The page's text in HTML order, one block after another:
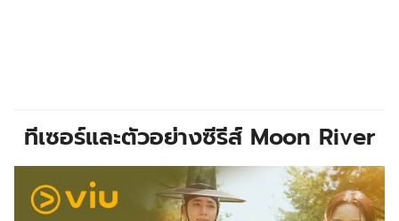
ทีเซอร์และตัวอย่างซีรีส์ Moon River